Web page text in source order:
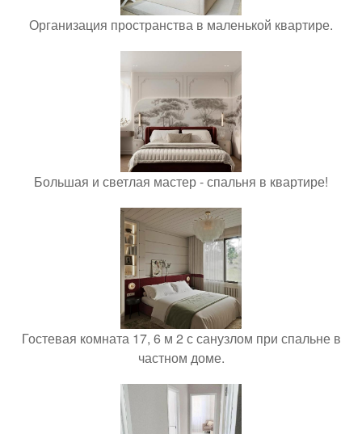
Организация пространства в маленькой квартире.
Большая и светлая мастер - спальня в квартире!
Гостевая комната 17, 6 м 2 с санузлом при спальне в
частном доме.